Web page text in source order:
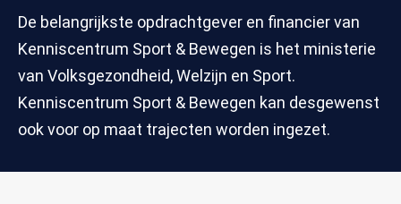
De belangrijkste opdrachtgever en financier van
Kenniscentrum Sport & Bewegen is het ministerie
van Volksgezondheid, Welzijn en Sport.
Kenniscentrum Sport & Bewegen kan desgewenst
ook voor op maat trajecten worden ingezet.